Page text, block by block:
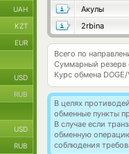
Акулы
2rbina
Всего по
Суммарный резерв
Курс обмена
В целях
обменные пункты
В случае если
обменную
соблюдения
UAH
KZT
EUR
USD
RUB
USD
RUB